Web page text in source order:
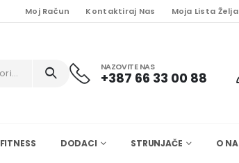
Moj Račun Kontaktiraj Nas Moja Lista Želja
Sve kategorije NAZOVITE NAS
+387 66 33 00 88
FITNESS DODACI STRUNJAČE O